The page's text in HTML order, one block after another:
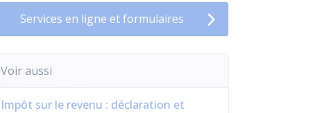
Services en ligne et formulaires
Voir aussi
Impôt sur le revenu : déclaration et